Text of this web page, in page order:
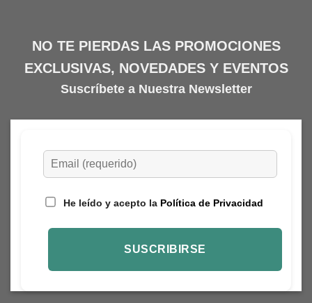
NO TE PIERDAS LAS PROMOCIONES
EXCLUSIVAS, NOVEDADES Y EVENTOS
Suscríbete a Nuestra Newsletter
He leído y acepto la Política de Privacidad